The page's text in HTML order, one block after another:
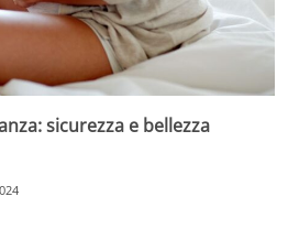
sicurezza e bellezza